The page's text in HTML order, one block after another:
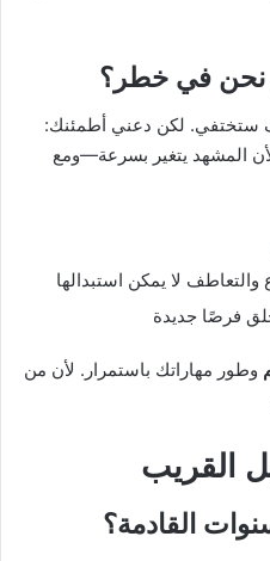
نحن في خطر؟
ستختفي. لكن دعني أطمئنك:
المشهد يتغير بسرعة—ومع
والتعاطف لا يمكن استبدالها
فرصًا جديدة
وطور مهاراتك باستمرار. لأن من
القريب
القادمة؟